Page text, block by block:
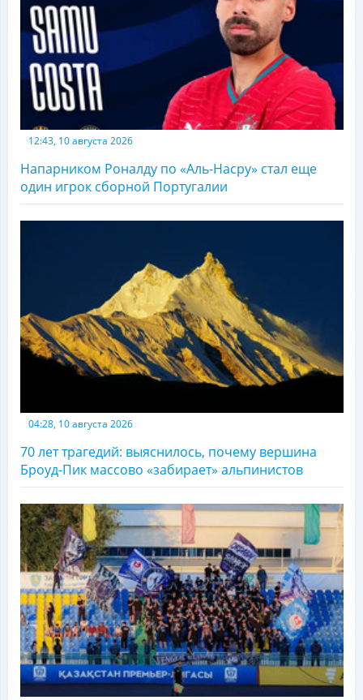
12:43, 10 августа 2026
Напарником Роналду по «Аль-Насру» стал еще
один игрок сборной Португалии
04:28, 10 августа 2026
70 лет трагедий: выяснилось, почему вершина
Броуд-Пик массово «забирает» альпинистов